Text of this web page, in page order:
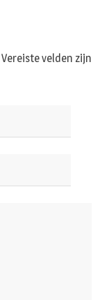
Vereiste velden zijn